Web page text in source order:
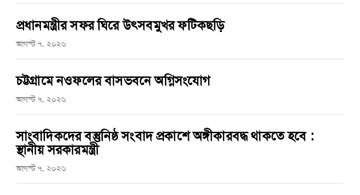
প্রধানমন্ত্রীর সফর ঘিরে উৎসবমুখর ফটিকছড়ি
আগস্ট ৭, ২০২৬
চট্টগ্রামে নওফলের বাসভবনে অগ্নিসংযোগ
আগস্ট ৭, ২০২৬
সাংবাদিকদের বস্তুনিষ্ঠ সংবাদ প্রকাশে অঙ্গীকারবদ্ধ থাকতে হবে :
স্থানীয় সরকারমন্ত্রী
আগস্ট ৭, ২০২৬